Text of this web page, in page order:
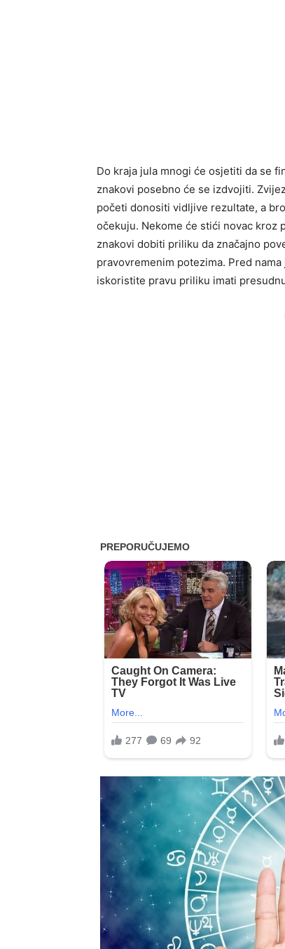
Do kraja jula mnogi će osjetiti da se
znakovi posebno će se izdvojiti.
početi donositi vidljive rezultate, a
očekuju. Nekome će stići novac kroz
znakovi dobiti priliku da značajno
pravovremenim potezima. Pred
iskoristite pravu priliku imati